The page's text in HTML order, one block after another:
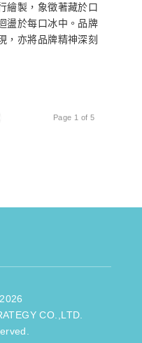
繪製，象徵著藏於口
盪於每口冰中。品牌
，亦將品牌精神深刻
Page 1 of 5
CO.,LTD.